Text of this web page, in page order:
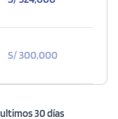
S/ 300,000
30 días